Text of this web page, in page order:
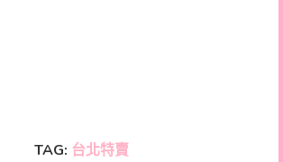
TAG: 台北特賣